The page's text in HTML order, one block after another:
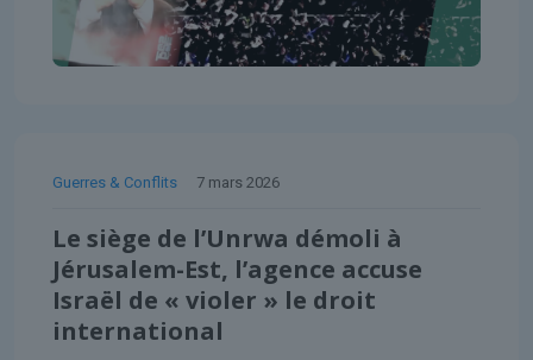
Guerres & Conflits 7 mars 2026
Le siège de l’Unrwa démoli à
Jérusalem-Est, l’agence accuse
Israël de « violer » le droit
international